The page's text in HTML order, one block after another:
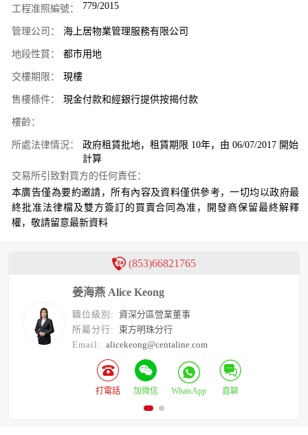
工程准照編號： 779/2015
管理公司： 海上居物業管理服務有限公司
地段性質： 都市用地
交樓期限： 現樓
售樓條件： 現金付款和經銀行提供按揭付款
樓齡：
所處法律情況：
政府租賃批地，租賃期限 10年，由 06/07/2017 開始
計算
交易所引致對買方的任何責任：
本廣告僅為要約邀請，所有內容及資料僅供參考，一切均以政府最
終批准法律檔及雙方簽訂的買賣合同為准，開發商保留最終解釋
權，敬請留意最新資料
(853)66821765
姜海燕 Alice Keong
職位級別: 資深分區營業董事
所屬分行: 東方明珠分行
Email: alicekeong@centaline.com
打電話 加微信 WhatsApp 直聊